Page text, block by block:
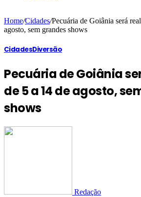
Home/Cidades/Pecuária de Goiânia será
agosto, sem grandes shows
CidadesDiversão
Pecuária de Goiânia
de 5 a 14 de agosto,
shows
Redação